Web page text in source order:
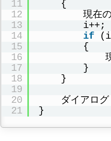
11
12
13
14
15
16
17
18
19
20
21
{
現在
i++;
if
(i
{
}
}
ダイアロ
}